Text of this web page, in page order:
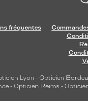
fréquentes
Lyon - Opticien
- Opticien Reims -